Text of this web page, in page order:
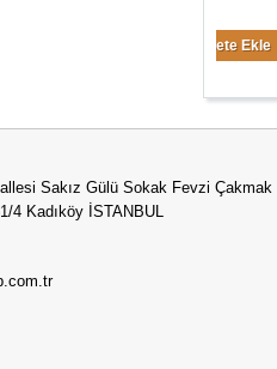
Sakız Gülü Sokak Fevzi Çakmak
4 Kadıköy İSTANBUL